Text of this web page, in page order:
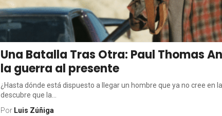
Una Batalla Tras Otra: Paul Thomas
la guerra al presente
¿Hasta dónde está dispuesto a llegar un hombre que ya no cree en
descubre que la...
Por Luis Zúñiga